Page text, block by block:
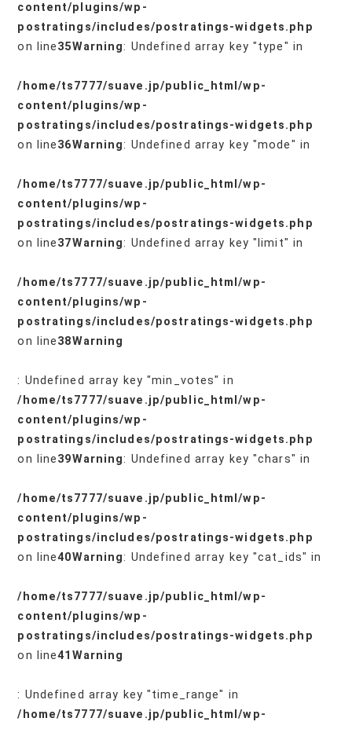
content/plugins/wp-
postratings/includes/postratings-widgets.php
on line35Warning: Undefined array key "type" in
/home/ts7777/suave.jp/public_html/wp-
content/plugins/wp-
postratings/includes/postratings-widgets.php
on line36Warning: Undefined array key "mode" in
/home/ts7777/suave.jp/public_html/wp-
content/plugins/wp-
postratings/includes/postratings-widgets.php
on line37Warning: Undefined array key "limit" in
/home/ts7777/suave.jp/public_html/wp-
content/plugins/wp-
postratings/includes/postratings-widgets.php
on line38Warning
: Undefined array key "min_votes" in
/home/ts7777/suave.jp/public_html/wp-
content/plugins/wp-
postratings/includes/postratings-widgets.php
on line39Warning: Undefined array key "chars" in
/home/ts7777/suave.jp/public_html/wp-
content/plugins/wp-
postratings/includes/postratings-widgets.php
on line40Warning: Undefined array key "cat_ids" in
/home/ts7777/suave.jp/public_html/wp-
content/plugins/wp-
postratings/includes/postratings-widgets.php
on line41 Warning
: Undefined array key "time_range" in
/home/ts7777/suave.jp/public_html/wp-